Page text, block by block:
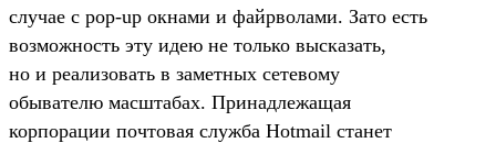
случае с pop-up окнами и файрволами. Зато есть
возможность эту идею не только высказать,
но и реализовать в заметных сетевому
обывателю масштабах. Принадлежащая
корпорации почтовая служба Hotmail станет